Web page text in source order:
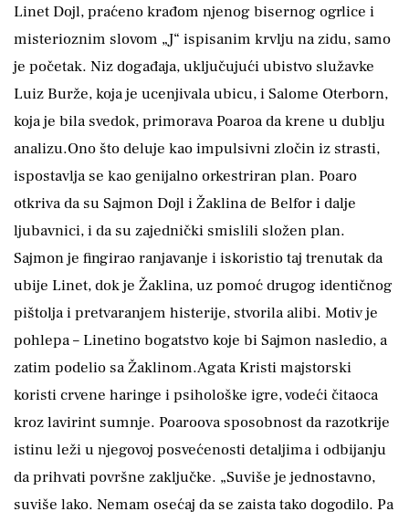
Linet Dojl, praćeno krađom njenog bisernog ogrlice i
misterioznim slovom „J“ ispisanim krvlju na zidu, samo
je početak. Niz događaja, uključujući ubistvo služavke
Luiz Burže, koja je ucenjivala ubicu, i Salome Oterborn,
koja je bila svedok, primorava Poaroa da krene u dublju
analizu.Ono što deluje kao impulsivni zločin iz strasti,
ispostavlja se kao genijalno orkestriran plan. Poaro
otkriva da su Sajmon Dojl i Žaklina de Belfor i dalje
ljubavnici, i da su zajednički smislili složen plan.
Sajmon je fingirao ranjavanje i iskoristio taj trenutak da
ubije Linet, dok je Žaklina, uz pomoć drugog identičnog
pištolja i pretvaranjem histerije, stvorila alibi. Motiv je
pohlepa – Linetino bogatstvo koje bi Sajmon nasledio, a
zatim podelio sa Žaklinom.Agata Kristi majstorski
koristi crvene haringe i psihološke igre, vodeći čitaoca
kroz lavirint sumnje. Poaroova sposobnost da razotkrije
istinu leži u njegovoj posvećenosti detaljima i odbijanju
da prihvati površne zaključke. „Suviše je jednostavno,
suviše lako. Nemam osećaj da se zaista tako dogodilo. Pa